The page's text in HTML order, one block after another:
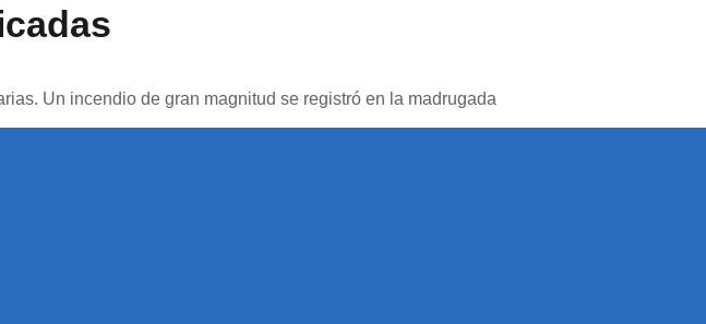
Un incendio de gran magnitud se registró en la madrugada